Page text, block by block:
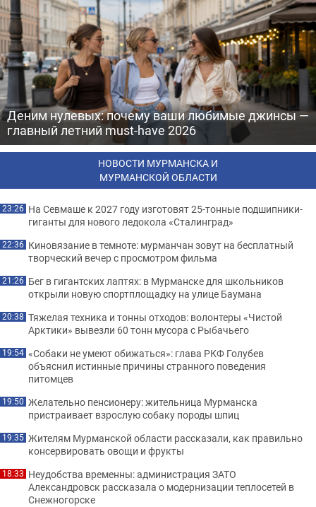
Деним нулевых: почему ваши любимые джинсы —
главный летний must-have 2026
НОВОСТИ МУРМАНСКА И
МУРМАНСКОЙ ОБЛАСТИ
23:26 На Севмаше к 2027 году изготовят 25-тонные подшипники-
гиганты для нового ледокола «Сталинград»
22:36 Киновязание в темноте: мурманчан зовут на бесплатный
творческий вечер с просмотром фильма
21:26 Бег в гигантских лаптях: в Мурманске для школьников
открыли новую спортплощадку на улице Баумана
20:38 Тяжелая техника и тонны отходов: волонтеры «Чистой
Арктики» вывезли 60 тонн мусора с Рыбачьего
19:54 «Собаки не умеют обижаться»: глава РКФ Голубев
объяснил истинные причины странного поведения
питомцев
19:50 Желательно пенсионеру: жительница Мурманска
пристраивает взрослую собаку породы шпиц
19:35 Жителям Мурманской области рассказали, как правильно
консервировать овощи и фрукты
18:33 Неудобства временны: администрация ЗАТО
Александровск рассказала о модернизации теплосетей в
Снежногорске